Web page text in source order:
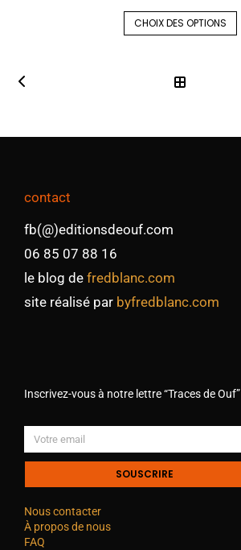
CHOIX DES OPTIONS
contact
fb(@)editionsdeouf.com
06 85 07 88 16
le blog de fredblanc.com
site réalisé par byfredblanc.com
Inscrivez-vous à notre lettre “Traces de Ouf”
SOUSCRIRE
Nous contacter
À propos de nous
FAQ